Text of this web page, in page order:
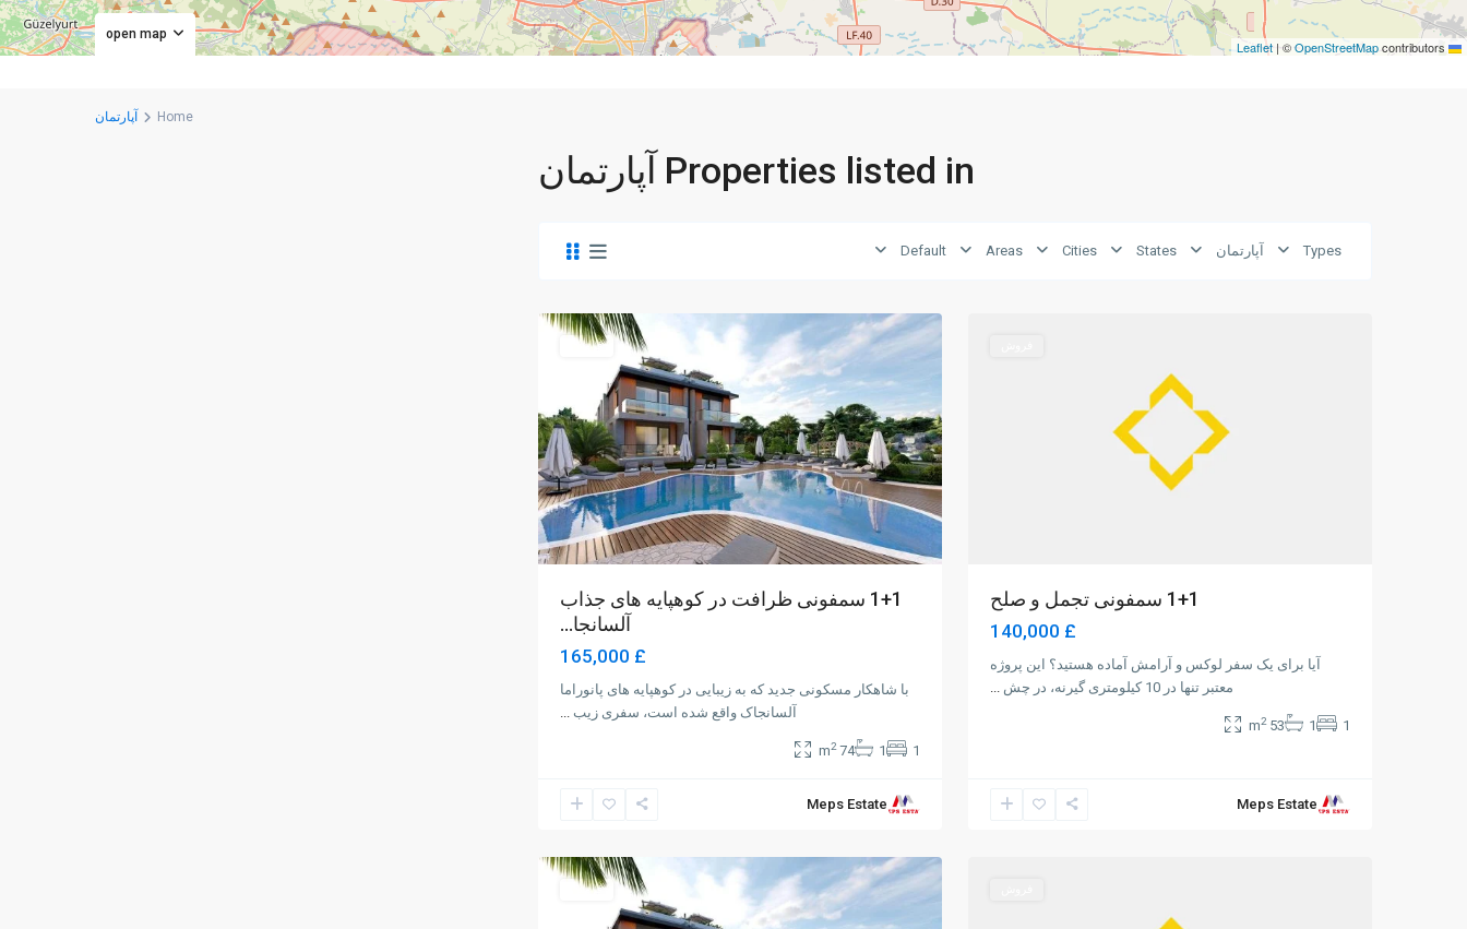
| ©OpenStreetMapcontributors
open map
Home آپارتمان
Properties listed in آپارتمان
Types آپارتمان States
Cities
Areas
Default
1+1 سمفونی تجمل و صلح
£ 140,000
آیا برای یک سفر لوکس و آرامش آماده هستید؟ این پروژه
معتبر تنها در 10 کیلومتری گیرنه، در چش
...
1
1
53 m
2
Meps Estate
فروش
1+1 سمفونی ظرافت در کوهپایه های جذاب
آلسانجا...
£ 165,000
با شاهکار مسکونی جدید که به زیبایی در کوهپایه های پانوراما
آلسانجاک واقع شده است، سفری زیب ...
1
1
74 m
2
Meps Estate
Lapta,
Alsancak,
فروش